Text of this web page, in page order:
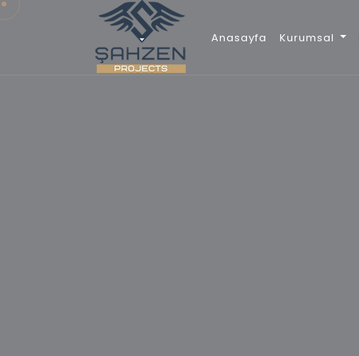
Anasayfa Kurumsal